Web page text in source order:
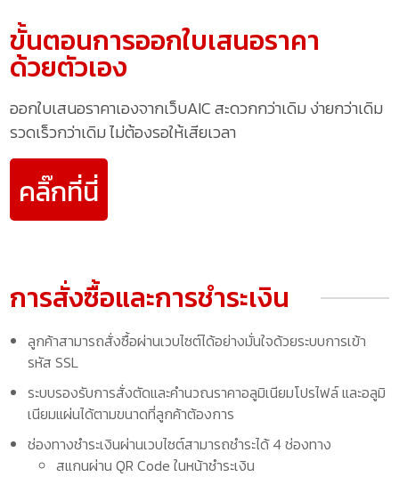
ขั้นตอนการออกใบเสนอราคา
ด้วยตัวเอง
ออกใบเสนอราคาเองจากเว็บAIC สะดวกกว่าเดิม ง่ายกว่าเดิม
รวดเร็วกว่าเดิม ไม่ต้องรอให้เสียเวลา
คลิ๊กที่นี่
การสั่งซื้อและการชำระเงิน
ลูกค้าสามารถสั่งซื้อผ่านเวบไซต์ได้อย่างมั่นใจด้วยระบบการเข้า
รหัส SSL
ระบบรองรับการสั่งตัดและคำนวณราคาอลูมิเนียมโปรไฟล์ และอลูมิ
เนียมแผ่นได้ตามขนาดที่ลูกค้าต้องการ
ช่องทางชำระเงินผ่านเวบไซต์สามารถชำระได้ 4 ช่องทาง
สแกนผ่าน QR Code ในหน้าชำระเงิน